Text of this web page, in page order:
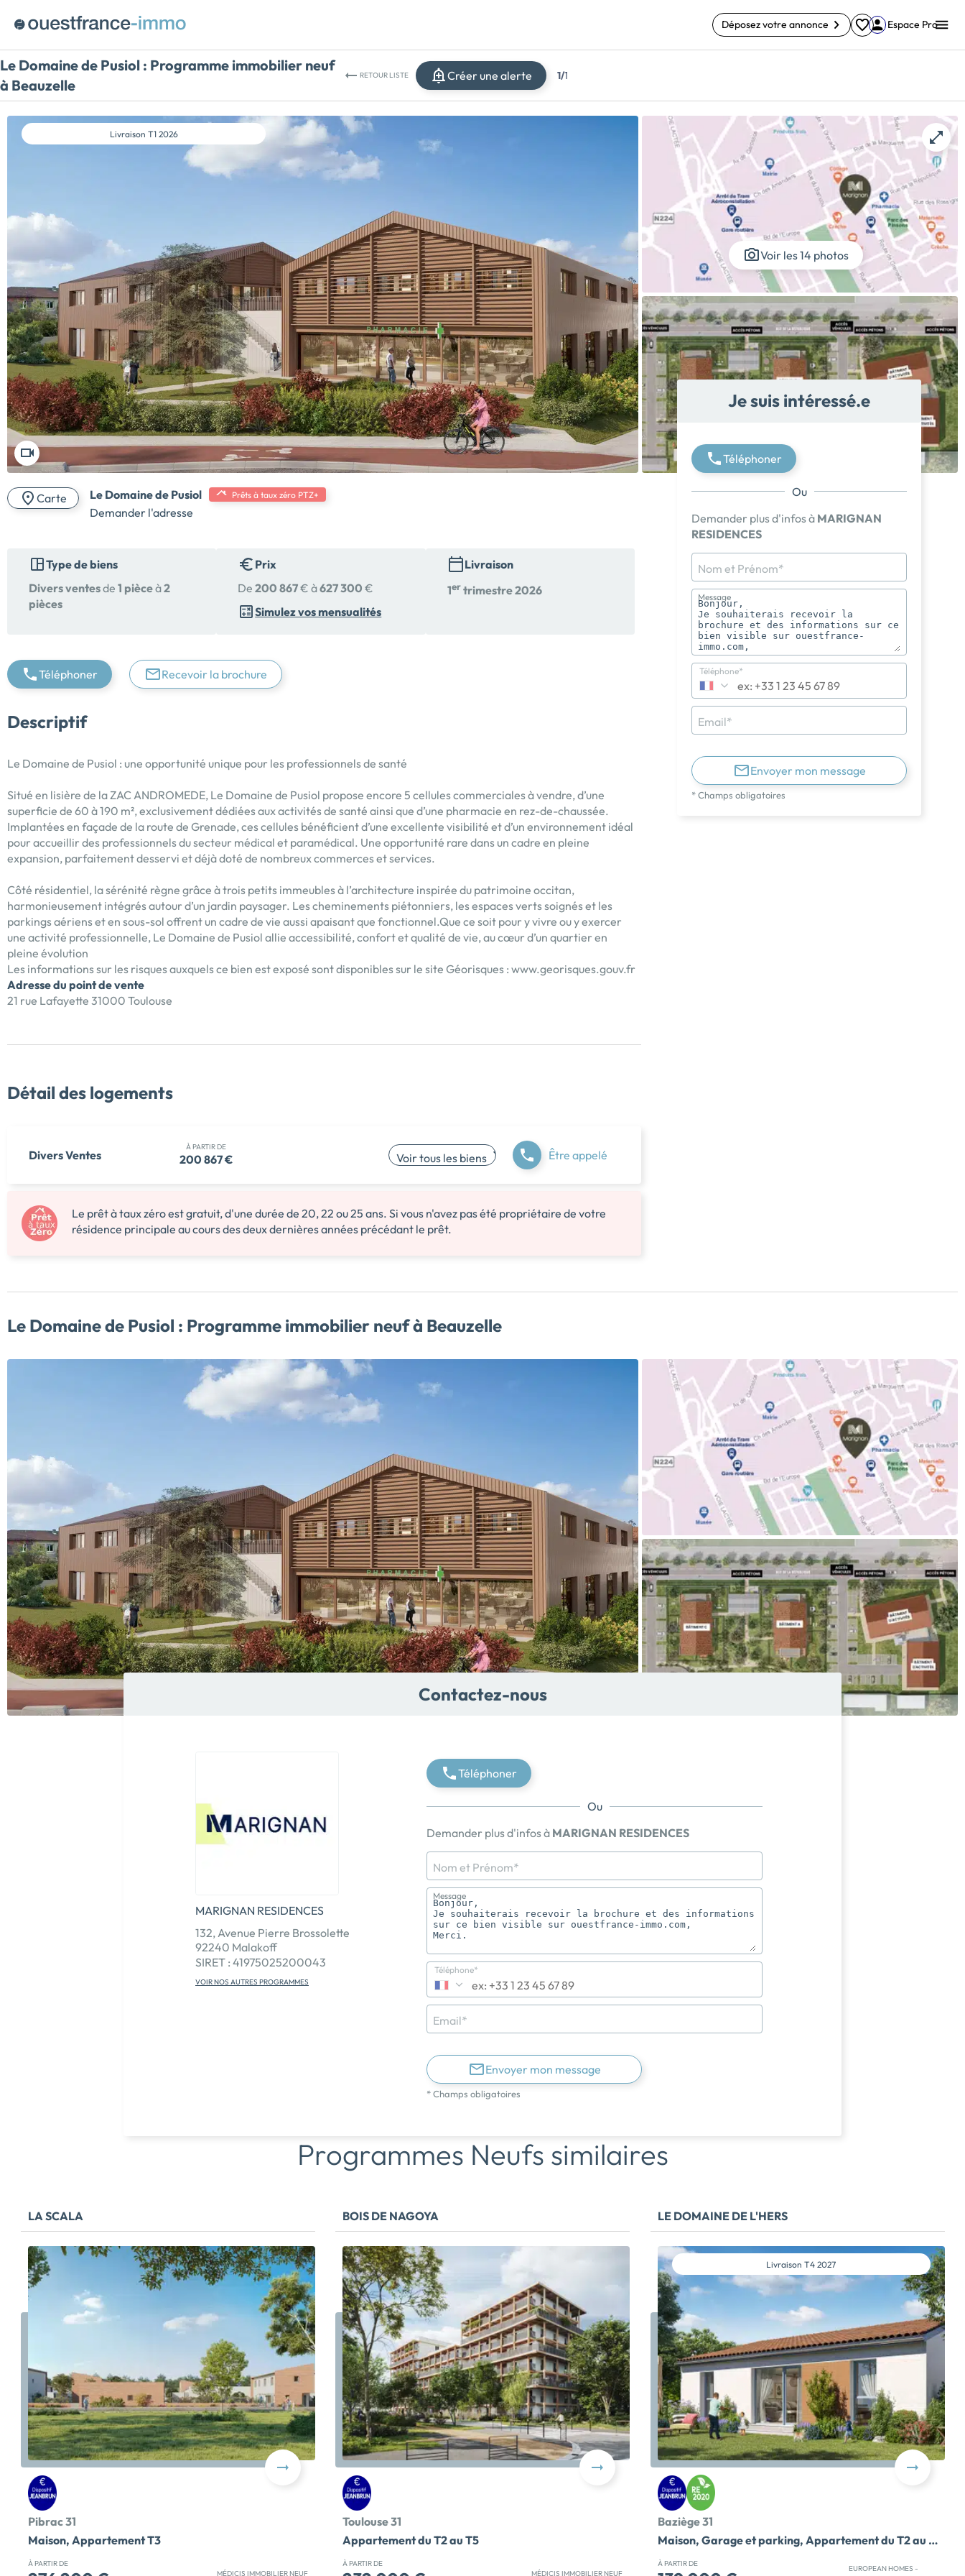
Déposez votre annonce Espace Pro
Le Domaine de Pusiol : Programme immobilier neuf
à Beauzelle
RETOURLISTE Créer une alerte 1/1
Livraison T1 2026
Voir les 14 photos
Carte
Le Domaine de Pusiol
Demander l'adresse
Prêts à taux zéro PTZ+
Type de biens
Divers ventesde 1 pièceà2
pièces
Prix
De200 867€ à627 300 €
Simulez vos mensualités
Livraison
1ertrimestre 2026
Téléphoner Recevoir la brochure
Descriptif
Le Domaine de Pusiol : une opportunité unique pour les professionnels de santé
Situé en lisière de la ZAC ANDROMEDE, Le Domaine de Pusiol propose encore 5 cellules commerciales à vendre, d’une
superficie de 60 à 190 m², exclusivement dédiées aux activités de santé ainsi que d’une pharmacie en rez-de-chaussée.
Implantées en façade de la route de Grenade, ces cellules bénéficient d’une excellente visibilité et d’un environnement idéal
pour accueillir des professionnels du secteur médical et paramédical. Une opportunité rare dans un cadre en pleine
expansion, parfaitement desservi et déjà doté de nombreux commerces et services.
Côté résidentiel, la sérénité règne grâce à trois petits immeubles à l’architecture inspirée du patrimoine occitan,
harmonieusement intégrés autour d’un jardin paysager. Les cheminements piétonniers, les espaces verts soignés et les
parkings aériens et en sous-sol offrent un cadre de vie aussi apaisant que fonctionnel.Que ce soit pour y vivre ou y exercer
une activité professionnelle, Le Domaine de Pusiol allie accessibilité, confort et qualité de vie, au cœur d’un quartier en
pleine évolution
Les informations sur les risques auxquels ce bien est exposé sont disponibles sur le site Géorisques : www.georisques.gouv.fr
Adresse du point de vente
21 rue Lafayette 31000 Toulouse
Détail des logements
Divers Ventes
À PARTIR DE
200 867 € Voir tous les biens Être appelé
Le prêt à taux zéro est gratuit, d'une durée de 20, 22 ou 25 ans. Si vous n'avez pas été propriétaire de votre
résidence principale au cours des deux dernières années précédant le prêt.
Je suis intéressé.e
Téléphoner
Ou
Demander plus d'infos à MARIGNAN
RESIDENCES
Nom et Prénom*
Message
Téléphone*
Email*
Envoyer mon message
* Champs obligatoires
Le Domaine de Pusiol : Programme immobilier neuf à Beauzelle
Contactez-nous
MARIGNAN RESIDENCES
132, Avenue Pierre Brossolette
92240 Malakoff
SIRET : 41975025200043
VOIR NOS AUTRES PROGRAMMES
Téléphoner
Ou
Demander plus d'infos à MARIGNAN RESIDENCES
Nom et Prénom*
Message
Téléphone*
Email*
Envoyer mon message
* Champs obligatoires
Programmes Neufs similaires
LA SCALA
Pibrac 31
Maison, Appartement T3
À PARTIR DE
MÉDICIS IMMOBILIER NEUF
BOIS DE NAGOYA
Toulouse 31
Appartement du T2 au T5
À PARTIR DE
MÉDICIS IMMOBILIER NEUF
LE DOMAINE DE L'HERS
Livraison T4 2027
Baziège 31
Maison, Garage et parking, Appartement du T2 au T3
À PARTIR DE
EUROPEAN HOMES -